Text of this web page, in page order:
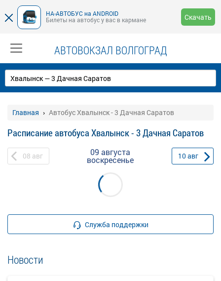
НА-АВТОБУС на ANDROID
Билеты на автобус у вас в кармане
Скачать
АВТОВОКЗАЛ ВОЛГОГРАД
Главная Автобус Хвалынск - 3 Дачная Саратов
Расписание автобуса Хвалынск - 3 Дачная Саратов
08 авг 09 августа
воскресенье 10авг
Служба поддержки
Новости